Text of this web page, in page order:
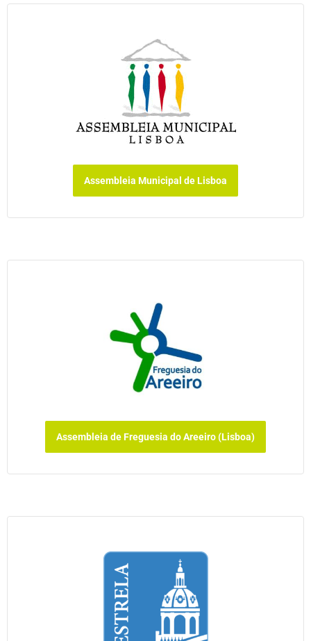
Assembleia Municipal de Lisboa
Assembleia de Freguesia do Areeiro (Lisboa)